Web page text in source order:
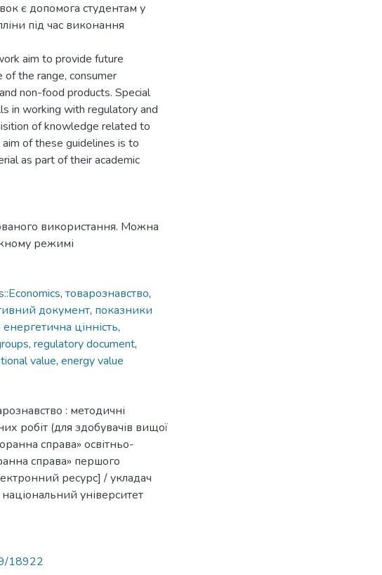
є допомога студентам у
під час виконання
aim to provide future
the range, consumer
non-food products. Special
in working with regulatory and
of knowledge related to
of these guidelines is to
as part of their academic
використання. Можна
режимі
, товарознавство,
документ, показники
енергетична цінність,
, regulatory document,
value, energy value
: методичні
робіт (для здобувачів вищої
справа» освітньо-
справа» першого
ресурс] / укладач
університет
18922